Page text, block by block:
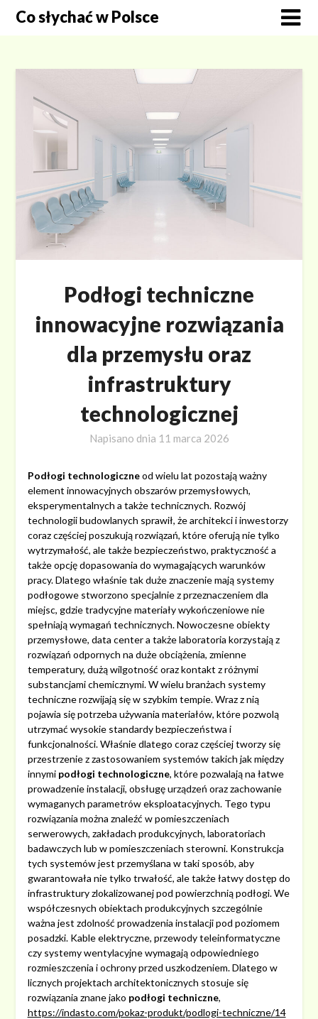
SkipCo słychać w Polsce
Podłogi techniczne
innowacyjne rozwiązania
dla przemysłu oraz
infrastruktury
technologicznej
Napisano dnia 11 marca 2026
Podłogi technologiczneod wielu lat pozostają ważny
element innowacyjnych obszarów przemysłowych,
eksperymentalnych a także technicznych. Rozwój
technologii budowlanych sprawił, że architekci i inwestorzy
coraz częściej poszukują rozwiązań, które oferują nie tylko
wytrzymałość, ale także bezpieczeństwo, praktyczność a
także opcję dopasowania do wymagających warunków
pracy. Dlatego właśnie tak duże znaczenie mają systemy
podłogowe stworzono specjalnie z przeznaczeniem dla
miejsc, gdzie tradycyjne materiały wykończeniowe nie
spełniają wymagań technicznych. Nowoczesne obiekty
przemysłowe, data center a także laboratoria korzystają z
rozwiązań odpornych na duże obciążenia, zmienne
temperatury, dużą wilgotność oraz kontakt z różnymi
substancjami chemicznymi. W wielu branżach systemy
techniczne rozwijają się w szybkim tempie. Wraz z nią
pojawia się potrzeba używania materiałów, które pozwolą
utrzymać wysokie standardy bezpieczeństwa i
funkcjonalności. Właśnie dlatego coraz częściej tworzy się
przestrzenie z zastosowaniem systemów takich jak między
innymi podłogi technologiczne, które pozwalają na łatwe
prowadzenie instalacji, obsługę urządzeń oraz zachowanie
wymaganych parametrów eksploatacyjnych. Tego typu
rozwiązania można znaleźć w pomieszczeniach
serwerowych, zakładach produkcyjnych, laboratoriach
badawczych lub w pomieszczeniach sterowni. Konstrukcja
tych systemów jest przemyślana w taki sposób, aby
gwarantowała nie tylko trwałość, ale także łatwy dostęp do
infrastruktury zlokalizowanej pod powierzchnią podłogi. We
współczesnych obiektach produkcyjnych szczególnie
ważna jest zdolność prowadzenia instalacji pod poziomem
posadzki. Kable elektryczne, przewody teleinformatyczne
czy systemy wentylacyjne wymagają odpowiedniego
rozmieszczenia i ochrony przed uszkodzeniem. Dlatego w
licznych projektach architektonicznych stosuje się
rozwiązania znane jako podłogi techniczne,
https://indasto.com/pokaz-produkt/podlogi-techniczne/14